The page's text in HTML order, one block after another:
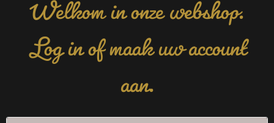
Log in of maak uw account
aan.